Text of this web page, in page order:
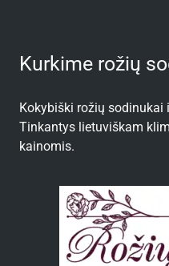
Kurkime rožių
Kokybiški rožių
Tinkantys lietuviškam
kainomis.